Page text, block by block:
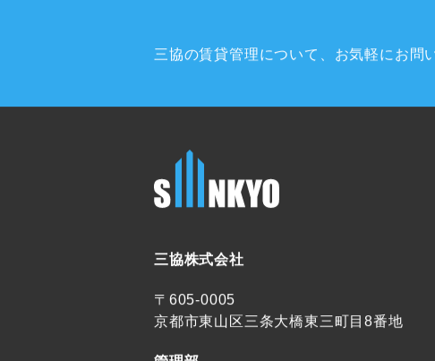
三協の賃貸管理について、 お気軽にお問
三協株式会社
〒605-0005
京都市東山区三条大橋東三町目8番地